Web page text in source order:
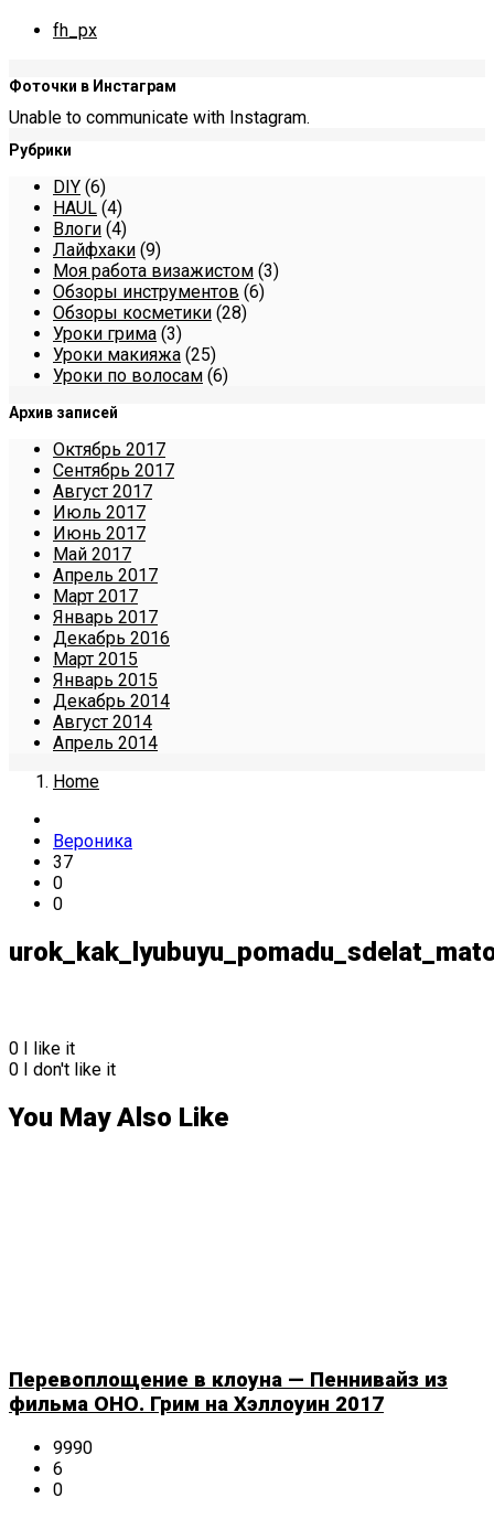
fh_px
Фоточки в Инстаграм
Unable to communicate with Instagram.
Рубрики
DIY (6)
HAUL (4)
Влоги (4)
Лайфхаки (9)
Моя работа визажистом (3)
Обзоры инструментов (6)
Обзоры косметики (28)
Уроки грима (3)
Уроки макияжа (25)
Уроки по волосам (6)
Архив записей
Октябрь 2017
Сентябрь 2017
Август 2017
Июль 2017
Июнь 2017
Май 2017
Апрель 2017
Март 2017
Январь 2017
Декабрь 2016
Март 2015
Январь 2015
Декабрь 2014
Август 2014
Апрель 2014
Home
Вероника
37
0
0
0 I like it
0 I don't like it
You May Also Like
Перевоплощение в клоуна — Пеннивайз из
фильма ОНО. Грим на Хэллоуин 2017
9990
6
0